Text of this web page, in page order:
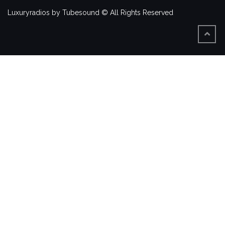
Luxuryradios by Tubesound © All Rights Reserved